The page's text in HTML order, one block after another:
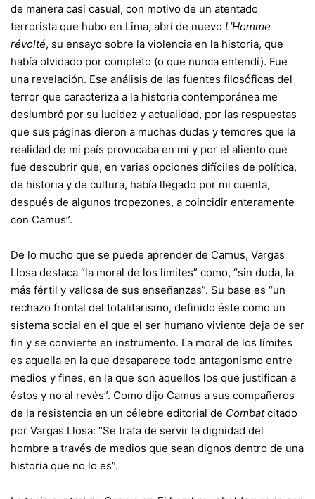
de manera casi casual, con motivo de un atentado
terrorista que hubo en Lima, abrí de nuevo L’Homme
révolté, su ensayo sobre la violencia en la historia, que
había olvidado por completo (o que nunca entendí). Fue
una revelación. Ese análisis de las fuentes filosóficas del
terror que caracteriza a la historia contemporánea me
deslumbró por su lucidez y actualidad, por las respuestas
que sus páginas dieron a muchas dudas y temores que la
realidad de mi país provocaba en mí y por el aliento que
fue descubrir que, en varias opciones difíciles de política,
de historia y de cultura, había llegado por mi cuenta,
después de algunos tropezones, a coincidir enteramente
con Camus”.
De lo mucho que se puede aprender de Camus, Vargas
Llosa destaca “la moral de los límites” como, “sin duda, la
más fértil y valiosa de sus enseñanzas”. Su base es “un
rechazo frontal del totalitarismo, definido éste como un
sistema social en el que el ser humano viviente deja de ser
fin y se convierte en instrumento. La moral de los límites
es aquella en la que desaparece todo antagonismo entre
medios y fines, en la que son aquellos los que justifican a
éstos y no al revés”. Como dijo Camus a sus compañeros
de la resistencia en un célebre editorial de Combatcitado
por Vargas Llosa: “Se trata de servir la dignidad del
hombre a través de medios que sean dignos dentro de una
historia que no lo es”.